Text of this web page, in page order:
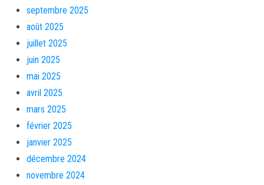
septembre 2025
août 2025
juillet 2025
juin 2025
mai 2025
avril 2025
mars 2025
février 2025
janvier 2025
décembre 2024
novembre 2024